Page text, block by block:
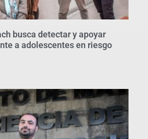
busca detectar y apoyar
a adolescentes en riesgo